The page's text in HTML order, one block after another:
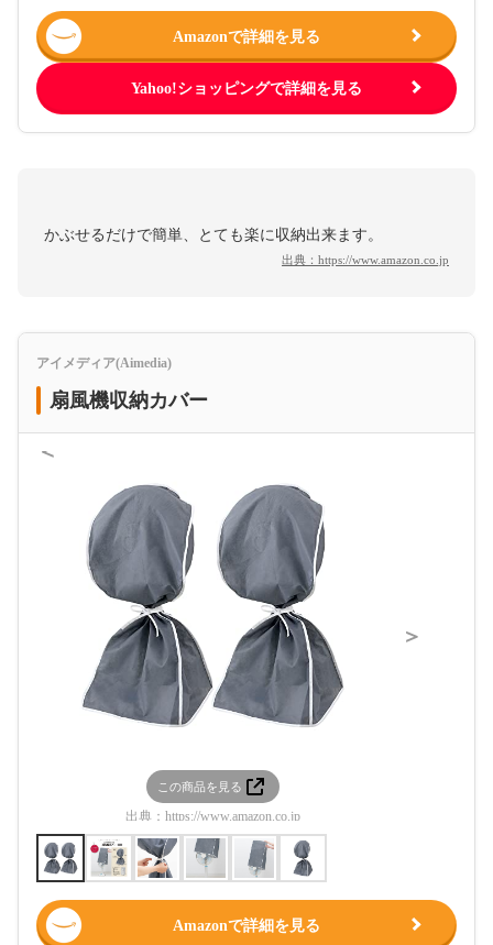
Amazonで詳細を見る
Yahoo!ショッピングで詳細を見る
かぶせるだけで簡単、とても楽に収納出来ます。
出典： https://www.amazon.co.jp
アイメディア(Aimedia)
扇風機収納カバー
＜
この商品を見る
出典： https://www.amazon.co.jp
＞
Amazonで詳細を見る